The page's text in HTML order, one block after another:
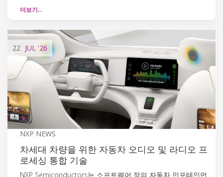
더보기…
22 JUL '26
NXP NEWS
차세대 차량을 위한 자동차 오디오 및 라디오 프
로세싱 통합 기술
NXP Semiconductors는 소프트웨어 정의 자동차 인포테인먼